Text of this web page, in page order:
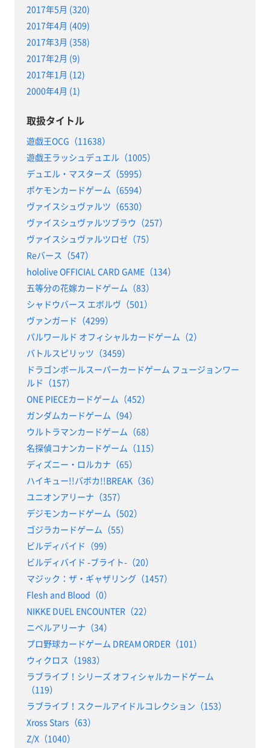
2017年5月 (320)
2017年4月 (409)
2017年3月 (358)
2017年2月 (9)
2017年1月 (12)
2000年4月 (1)
取扱タイトル
遊戯王OCG（11638）
遊戯王ラッシュデュエル（1005）
デュエル・マスターズ（5995）
ポケモンカードゲーム（6594）
ヴァイスシュヴァルツ（6530）
ヴァイスシュヴァルツブラウ（257）
ヴァイスシュヴァルツロゼ（75）
Reバース（547）
hololive OFFICIAL CARD GAME（134）
五等分の花嫁カードゲーム（83）
シャドウバース エボルヴ（501）
ヴァンガード（4299）
パルワールド オフィシャルカードゲーム（2）
バトルスピリッツ（3459）
ドラゴンボールスーパーカードゲーム フュージョンワー
ルド（157）
ONE PIECEカードゲーム（452）
ガンダムカードゲーム（94）
ウルトラマンカードゲーム（68）
名探偵コナンカードゲーム（115）
ディズニー・ロルカナ（65）
ハイキュー!!バボカ!!BREAK（36）
ユニオンアリーナ（357）
デジモンカードゲーム（502）
ゴジラカードゲーム（55）
ビルディバイド（99）
ビルディバイド -ブライト-（20）
マジック：ザ・ギャザリング（1457）
Flesh and Blood（0）
NIKKE DUEL ENCOUNTER（22）
ニベルアリーナ（34）
プロ野球カードゲーム DREAM ORDER（101）
ウィクロス（1983）
ラブライブ！シリーズ オフィシャルカードゲーム
（119）
ラブライブ！スクールアイドルコレクション（153）
Xross Stars（63）
Z/X（1040）